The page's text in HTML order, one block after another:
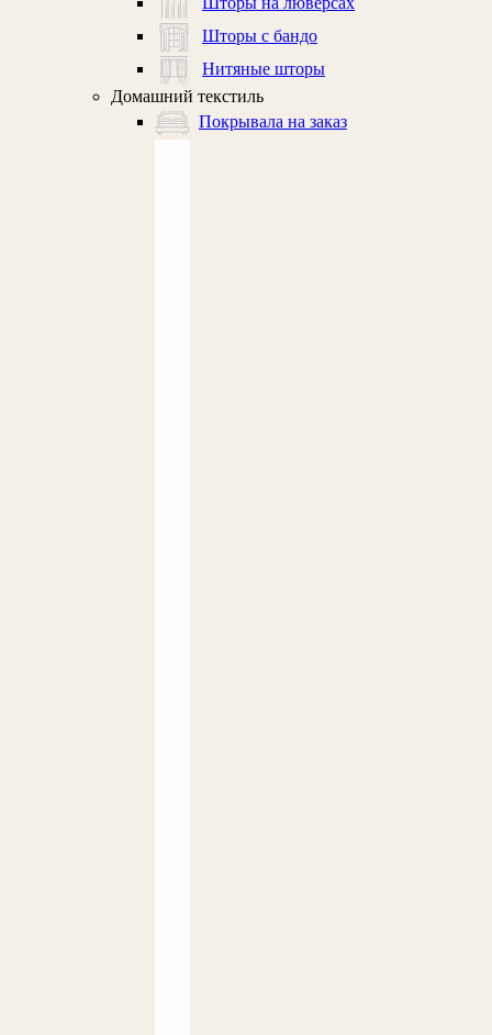
Шторы с бандо
Нитяные шторы
Домашний текстиль
Покрывала на заказ